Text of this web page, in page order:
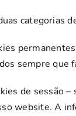
categorias
sempre que
de sessão
website. A